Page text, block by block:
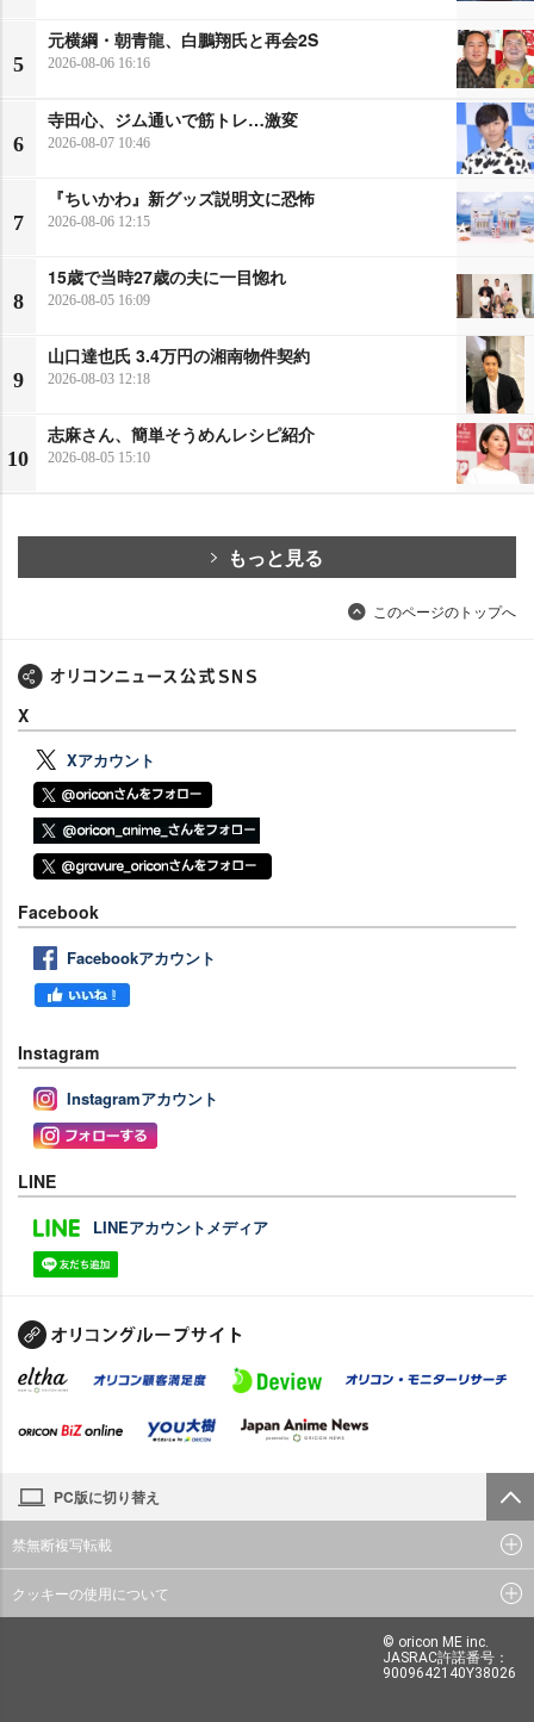
5
元横綱・朝青龍、白鵬翔氏と再会2S
2026-08-06 16:16
6
寺田心、ジム通いで筋トレ…激変
2026-08-07 10:46
7
『ちいかわ』新グッズ説明文に恐怖
2026-08-06 12:15
8
15歳で当時27歳の夫に一目惚れ
2026-08-05 16:09
9
山口達也氏 3.4万円の湘南物件契約
2026-08-03 12:18
10
志麻さん、簡単そうめんレシピ紹介
2026-08-05 15:10
もっと見る
このページのトップへ
X
Xアカウント
Facebook
Facebookアカウント
Instagram
Instagramアカウント
LINE
LINEアカウントメディア
PC版に切り替え
禁無断複写転載
クッキーの使用について
© oricon ME inc.
JASRAC許諾番号：
9009642140Y38026